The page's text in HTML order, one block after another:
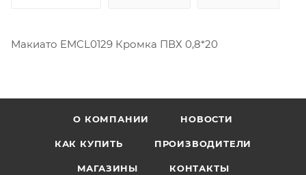
Макиато EMCL0129 Кромка ПВХ 0,8*20
О КОМПАНИИ НОВОСТИ
КАК КУПИТЬ ПРОИЗВОДИТЕЛИ
МАГАЗИНЫ КОНТАКТЫ